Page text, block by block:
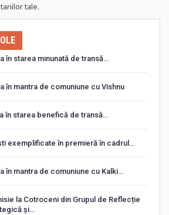
tale.
în starea minunată de transă…
în mantra de comuniune cu Vishnu
în starea benefică de transă…
exemplificate în premieră în cadrul…
în mantra de comuniune cu Kalki…
la Cotroceni din Grupul de Reflecție
și…